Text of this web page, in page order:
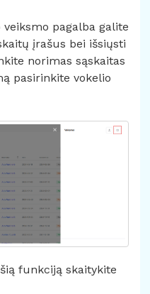
pagalba galite
įrašus bei išsiųsti
norimas sąskaitas
pasirinkite vokelio
funkciją skaitykite